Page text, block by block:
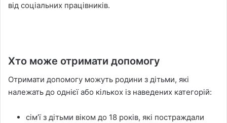
від соціальних працівників.
Хто може отримати допомогу
Отримати допомогу можуть родини з дітьми, які
належать до однієї або кількох із наведених категорій:
сім’ї з дітьми віком до 18 років, які постраждали